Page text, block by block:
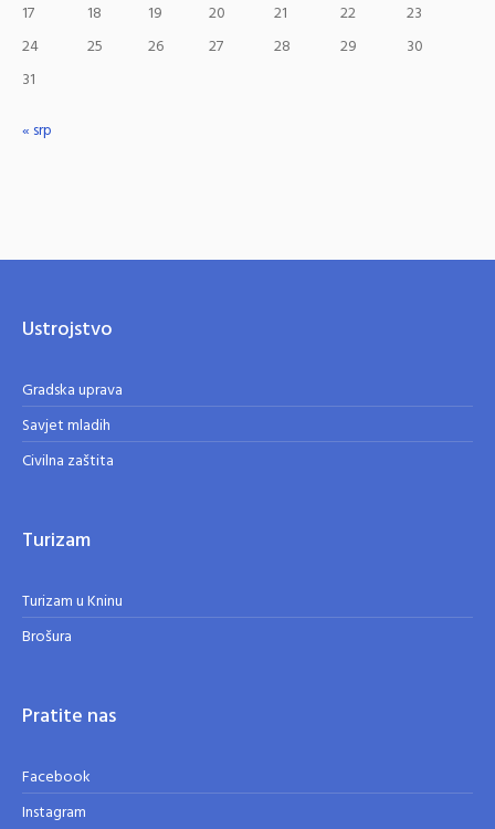
17
18 19 20 21 22
23
24
25 26 27 28 29
30
31
« srp
Ustrojstvo
Gradska uprava
Savjet mladih
Civilna zaštita
Turizam
Turizam u Kninu
Brošura
Pratite nas
Facebook
Instagram